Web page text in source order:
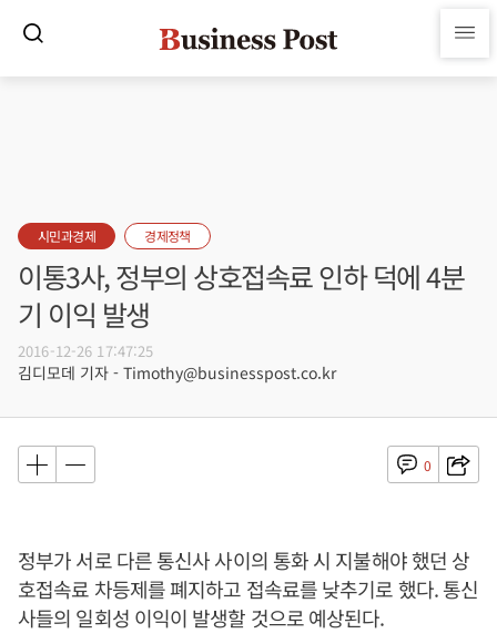
시민과경제 경제정책
이통3사, 정부의 상호접속료 인하 덕에 4분
기 이익 발생
2016-12-26 17:47:25
김디모데 기자 - Timothy@businesspost.co.kr
0
정부가 서로 다른 통신사 사이의 통화 시 지불해야 했던 상
호접속료 차등제를 폐지하고 접속료를 낮추기로 했다. 통신
사들의 일회성 이익이 발생할 것으로 예상된다.